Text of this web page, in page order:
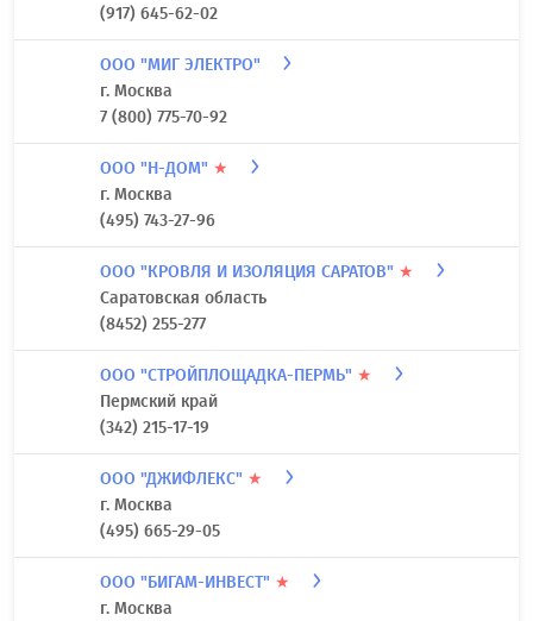
(917) 645-62-02
ООО "МИГ ЭЛЕКТРО"
г. Москва
7 (800) 775-70-92
ООО "Н-ДОМ" ★
г. Москва
(495) 743-27-96
ООО "КРОВЛЯ И ИЗОЛЯЦИЯ САРАТОВ" ★
Саратовская область
(8452) 255-277
ООО "СТРОЙПЛОЩАДКА-ПЕРМЬ" ★
Пермский край
(342) 215-17-19
ООО "ДЖИФЛЕКС" ★
г. Москва
(495) 665-29-05
ООО "БИГАМ-ИНВЕСТ" ★
г. Москва